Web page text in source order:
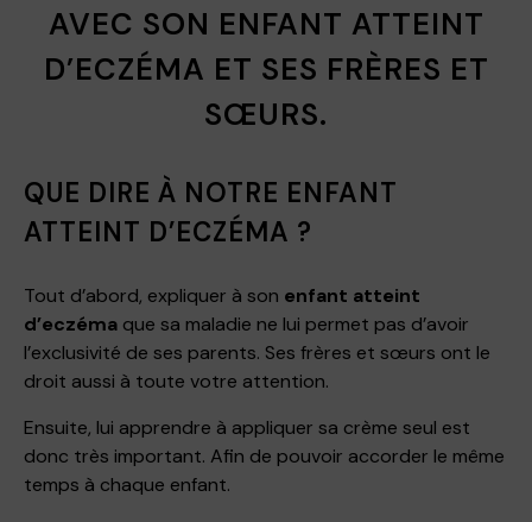
AVEC SON ENFANT ATTEINT
D’ECZÉMA ET SES FRÈRES ET
SŒURS.
QUE DIRE À NOTRE ENFANT
ATTEINT D’ECZÉMA ?
Tout d’abord, expliquer à son enfant atteint
d’eczéma que sa maladie ne lui permet pas d’avoir
l’exclusivité de ses parents. Ses frères et sœurs o​nt le
droit aussi à toute votre attention​.
Ensuite, lui apprendre à appliquer sa crème seul est
donc très important. Afin de pouvoir accorder le même
temps à chaque enfant.